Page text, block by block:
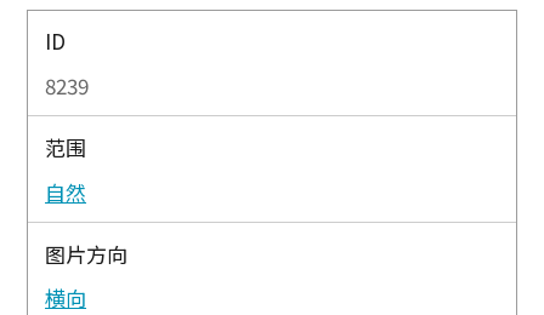
ID
8239
范围
自然
图片方向
横向